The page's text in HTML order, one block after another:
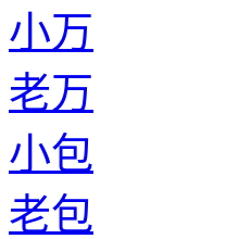
小万
老万
小包
老包